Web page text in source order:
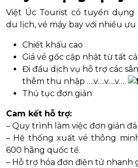
Việt Úc Tourist có tuyển dụng
du lịch, vé máy bay với nhiều ưu
Chiết khấu cao
Giá vé gốc cập nhật từ tất
Đi đầu dịch vụ hỗ trợ các
thêm thu nhập ….v….v….v….
Thủ tục đơn giản
Cam kết hỗ trợ:
– Quy trình làm việc đơn giản
– Hệ thống xuất vé thông
600 hãng quốc tế.
– Hỗ trợ hóa đơn điện tử nhanh